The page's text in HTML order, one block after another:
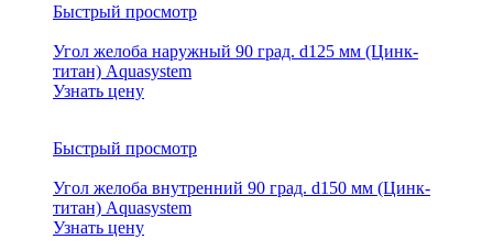
Быстрый просмотр
Угол желоба наружный 90 град. d125 мм (Цинк-
титан) Aquasystem
Узнать цену
Быстрый просмотр
Угол желоба внутренний 90 град. d150 мм (Цинк-
титан) Aquasystem
Узнать цену